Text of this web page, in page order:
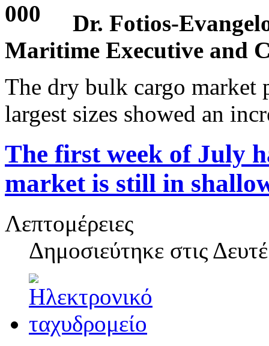
Dr. Fotios-
Maritime Executive and
The dry bulk cargo market
largest sizes showed an
The first week of July
market is still in
Λεπτομέρειες
Δημοσιεύτηκε στις